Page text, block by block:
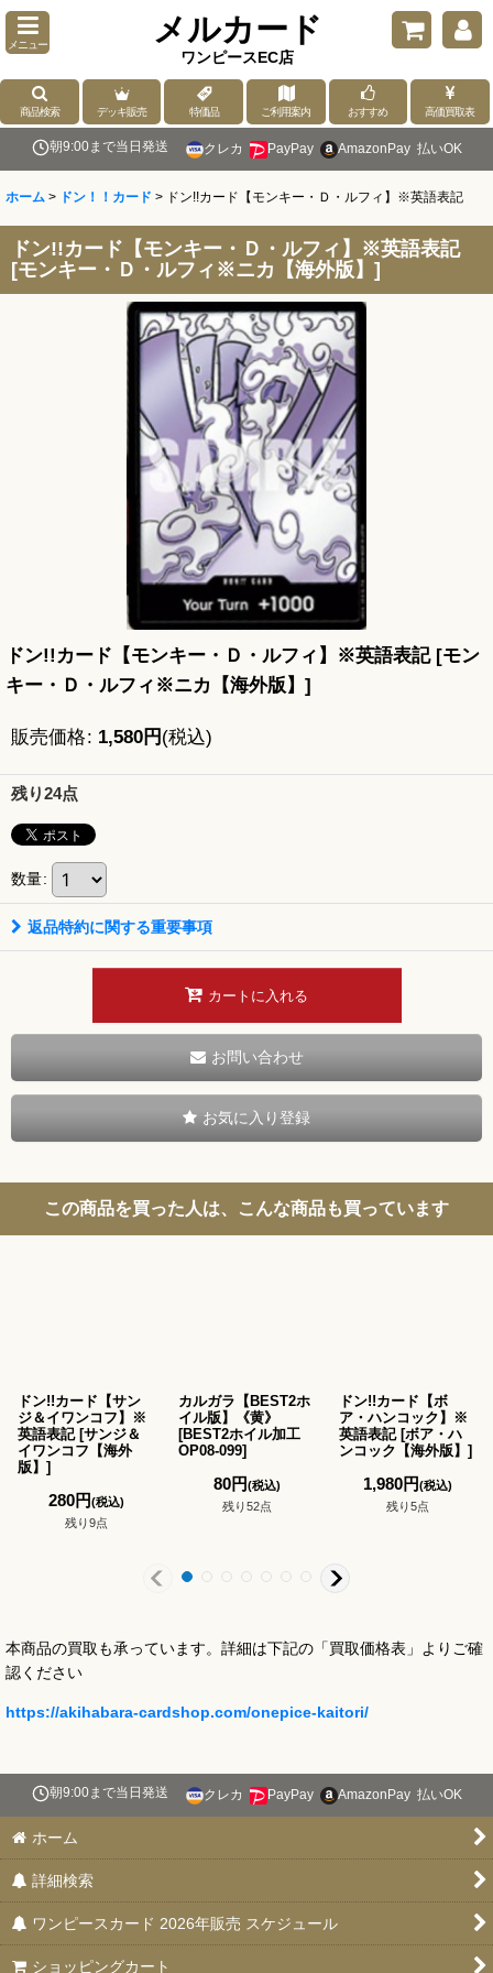
メニュー メルカード
ワンピースEC店
商品検索 デッキ販売 特価品 ご利用案内 おすすめ 高価買取表
朝9:00まで当日発送 クレカ PayPay AmazonPay 払いOK
ホーム > ドン！！カード > ドン!!カード【モンキー・Ｄ・ルフィ】※英語表記
ドン!!カード【モンキー・Ｄ・ルフィ】※英語表記
[モンキー・Ｄ・ルフィ※ニカ【海外版】 ]
ドン!!カード【モンキー・Ｄ・ルフィ】※英語表記 [モン
キー・Ｄ・ルフィ※ニカ【海外版】 ]
販売価格: 1,580円 (税込)
残り24点
数量:
返品特約に関する重要事項
カートに入れる
お問い合わせ
お気に入り登録
この商品を買った人は、こんな商品も買っています
ドン!!カード【サン
ジ＆イワンコフ】※
英語表記 [サンジ＆
イワンコフ【海外
版】 ]
280円(税込)
残り9点
カルガラ【BEST2ホ
イル版】《黄》
[BEST2ホイル加工
OP08-099]
80円(税込)
残り52点
ドン!!カード【ボ
ア・ハンコック】※
英語表記 [ボア・ハ
ンコック【海外版】 ]
1,980円(税込)
残り5点
本商品の買取も承っています。詳細は下記の「買取価格表」よりご確
認ください
https://akihabara-cardshop.com/onepice-kaitori/
朝9:00まで当日発送 クレカ PayPay AmazonPay 払いOK
ホーム
詳細検索
ワンピースカード 2026年販売 スケジュール
ショッピングカート